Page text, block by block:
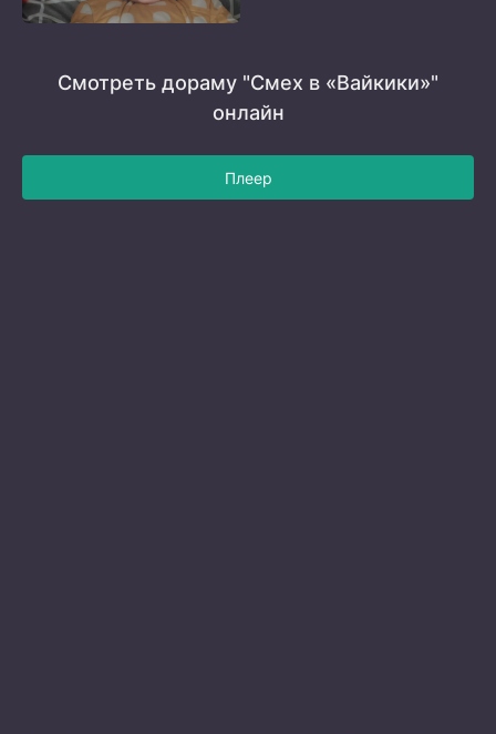
Смотреть дораму "Смех в «Вайкики»"
онлайн
Плеер